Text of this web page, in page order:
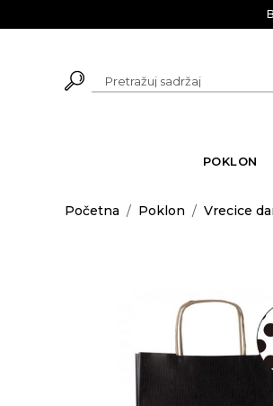
POKLON
Početna / Poklon / Vrecice